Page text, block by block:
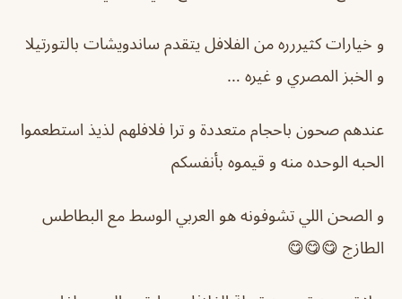
و خيارات كثيررره من الفلافل يتقدم ساندويشات بالتورتيلا
و الخبز المصري و غيره …
عندهم صحون باحجام متعددة و ترا فلافلهم لذيذ استطعموا
الحبه الوحده منه و قيموه بأنفسكم
و الصحن اللي تشوفونه هو العربي الوسط مع البطاطس
الطازج 😋😋😋